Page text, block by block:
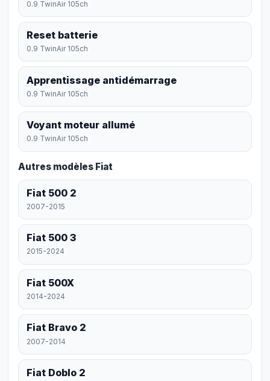
0.9 TwinAir 105ch
Reset batterie
0.9 TwinAir 105ch
Apprentissage antidémarrage
0.9 TwinAir 105ch
Voyant moteur allumé
0.9 TwinAir 105ch
Autres modèles Fiat
Fiat 500 2
2007-2015
Fiat 500 3
2015-2024
Fiat 500X
2014-2024
Fiat Bravo 2
2007-2014
Fiat Doblo 2